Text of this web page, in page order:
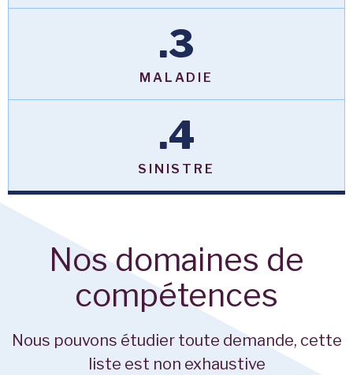
.3
MALADIE
.4
SINISTRE
Nos domaines de
compétences
Nous pouvons étudier toute demande, cette
liste est non exhaustive